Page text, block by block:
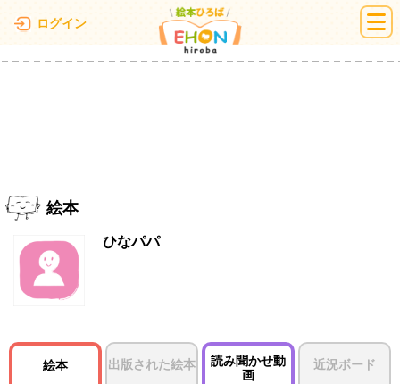
ログイン 絵本ひろば
絵本
ひなパパ
絵本 出版された絵本
読み聞かせ動
画
近況ボード